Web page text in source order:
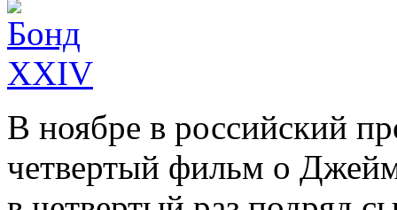
В ноябре в российский
четвертый фильм о